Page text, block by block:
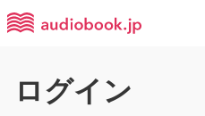
ログイン